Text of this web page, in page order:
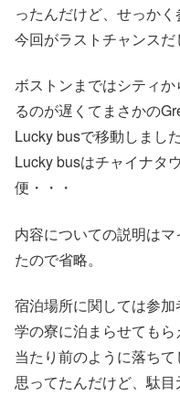
ったんだけど、せっかく
今回がラストチャンスだ
ボストンまではシティ
るのが遅くてまさかの
Lucky busで移動しまし
Lucky busはチャイナタ
便・・・
内容についての説明は
たので省略。
宿泊場所に関しては参
学の寮に泊まらせても
当たり前のように落ち
思ってたんだけど、駄